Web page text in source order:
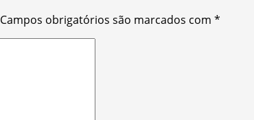
Campos obrigatórios são marcados com *